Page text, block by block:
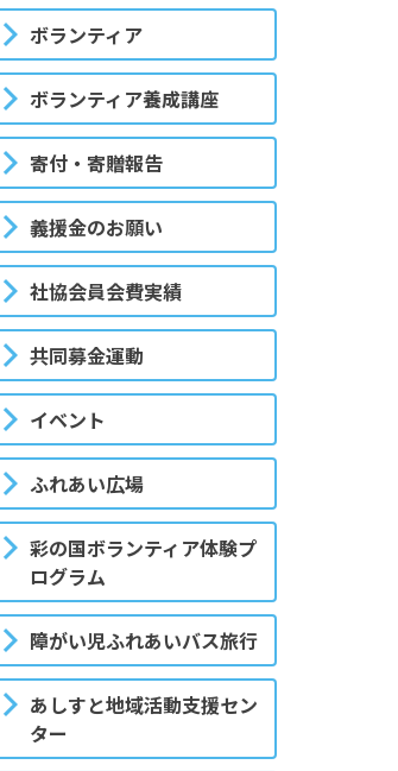
ボランティア
ボランティア養成講座
寄付・寄贈報告
義援金のお願い
社協会員会費実績
共同募金運動
イベント
ふれあい広場
彩の国ボランティア体験プ
ログラム
障がい児ふれあいバス旅行
あしすと地域活動支援セン
ター